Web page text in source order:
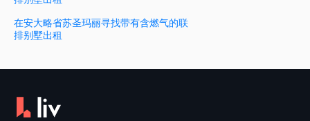
在安大略省苏圣玛丽寻找带有含燃气的联
排别墅出租